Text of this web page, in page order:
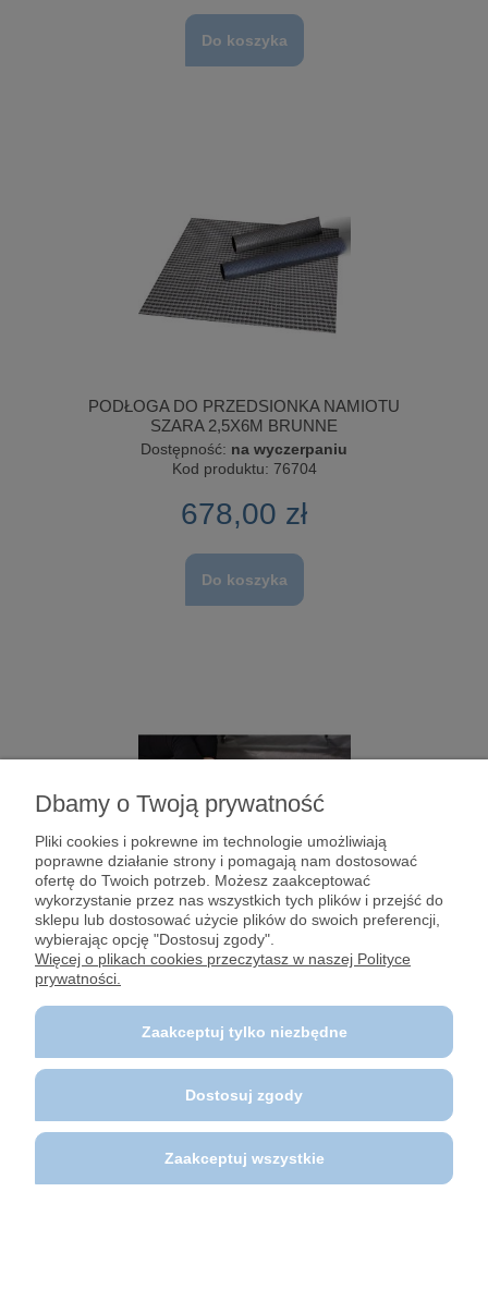
Do koszyka
PODŁOGA DO PRZEDSIONKA NAMIOTU
SZARA 2,5X6M BRUNNE
Dostępność: na wyczerpaniu
Kod produktu: 76704
678,00 zł
Do koszyka
PODŁOGA DO PRZEDSIONKA NAMIOTU
SZARA 2,5X6M FLINT
Kod produktu: 76164
859,00 zł
Do koszyka
Dbamy o Twoją prywatność
Pliki cookies i pokrewne im technologie umożliwiają
poprawne działanie strony i pomagają nam dostosować
ofertę do Twoich potrzeb. Możesz zaakceptować
wykorzystanie przez nas wszystkich tych plików i przejść do
sklepu lub dostosować użycie plików do swoich preferencji,
wybierając opcję "Dostosuj zgody".
Więcej o plikach cookies przeczytasz w naszej Polityce
prywatności.
Zaakceptuj tylko niezbędne
Dostosuj zgody
Zaakceptuj wszystkie